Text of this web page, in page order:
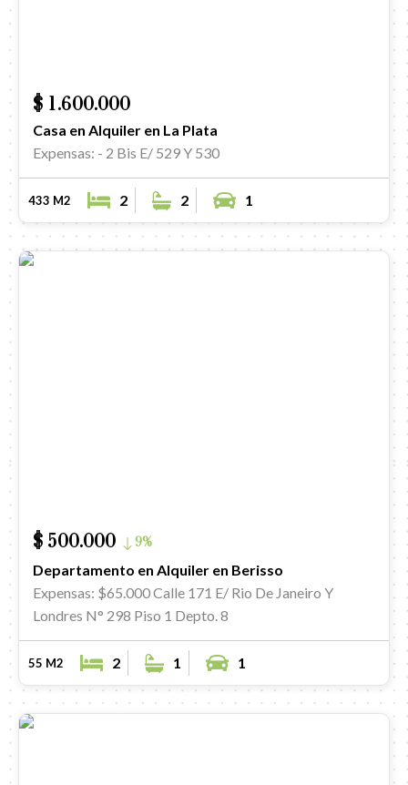
$ 1.600.000
Casa en Alquiler en La Plata
Expensas: - 2 Bis E/ 529 Y 530
433 M2 2 2 1
$ 500.000 9%
Departamento en Alquiler en Berisso
Expensas: $65.000Calle 171 E/ Rio De Janeiro Y
Londres N° 298 Piso 1 Depto. 8
55 M2 2 1 1